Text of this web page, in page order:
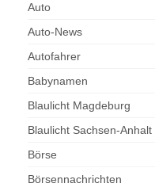
Auto
Auto-News
Autofahrer
Babynamen
Blaulicht Magdeburg
Blaulicht Sachsen-Anhalt
Börse
Börsennachrichten